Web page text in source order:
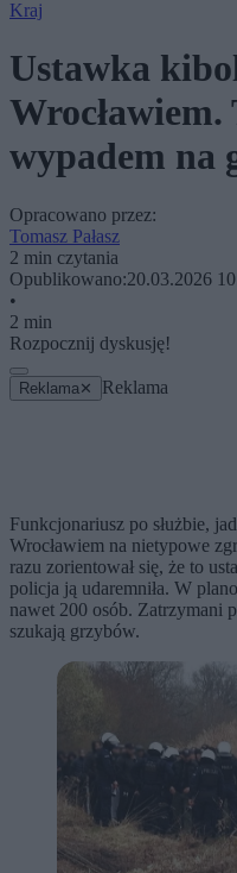
Kraj
Ustawka
Wrocławiem.
wypadem na
Opracowano przez:
Tomasz Pałasz
2 min czytania
Opublikowano:20.03.2026
•
2 min
Rozpocznij dyskusję!
Reklama ✕ Reklama
Funkcjonariusz po służbie,
Wrocławiem na nietypowe
razu zorientował się, że to
policja ją udaremniła. W
nawet 200 osób. Zatrzymani
szukają grzybów.